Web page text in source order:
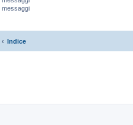
messaggi
Indice